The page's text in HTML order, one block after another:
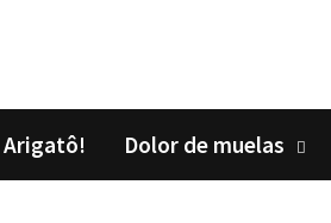
Arigatô! Dolor de muelas